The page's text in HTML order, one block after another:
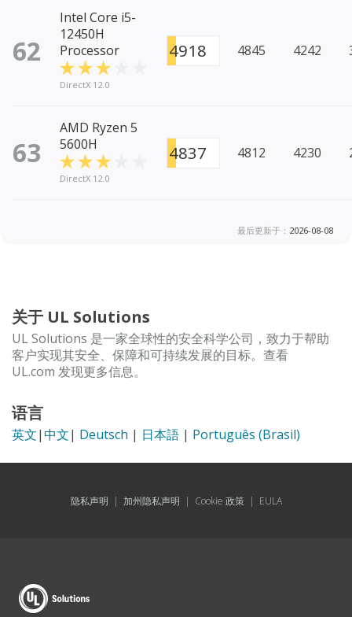
62
Intel Core i5-
12450H
Processor
DirectX 12.0
4918 4845 4242
63
AMD Ryzen 5
5600H
DirectX 12.0
4837 4812 4230
最后更新于： 2026-08-08
关于 UL Solutions
UL Solutions 是一家全球性的安全科学公司，致力于帮助
客户实现其安全、保障和可持续发展的目标。查看
UL.com 发现更多信息。
语言
英文|中文| Deutsch | 日本語 | Português (Brasil)
隐私声明 | 加州隐私声明 | Cookie 政策| EULA